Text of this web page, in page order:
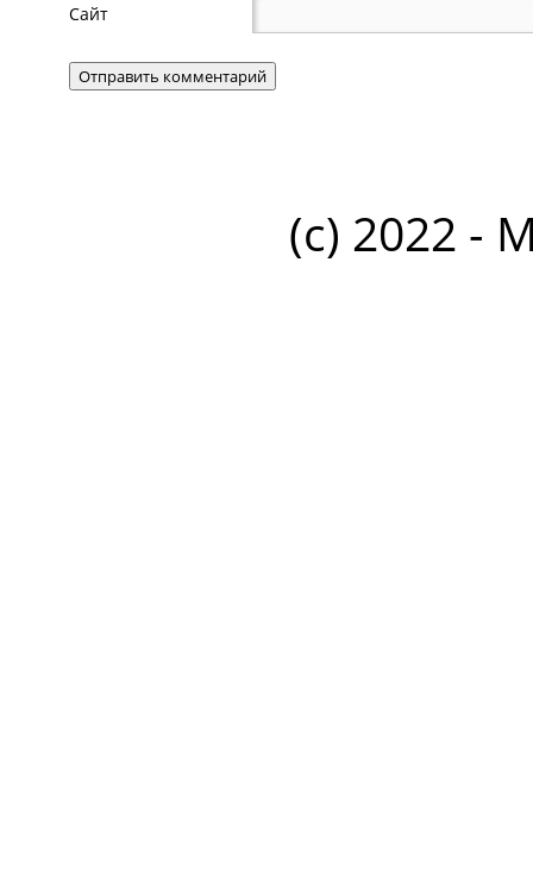
Сайт
(c) 2022 -